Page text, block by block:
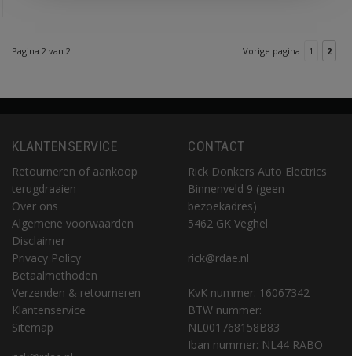
Pagina 2 van 2 Vorige pagina 1 2
KLANTENSERVICE
Retourneren of aankoop
terugdraaien
Over ons
Algemene voorwaarden
Disclaimer
Privacy Policy
Betaalmethoden
Verzenden & retourneren
Klantenservice
Sitemap
CONTACT
Rick Donkers Auto Electrics
Binnenveld 9 (geen
bezoekadres)
5462 GK Veghel
rick@rdae.nl
KvK nummer: 16067342
BTW nummer:
NL001768158B83
Iban nummer: NL44 RABO